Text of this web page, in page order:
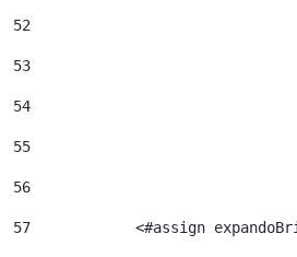
52
53
54
55
56
57
<#assign